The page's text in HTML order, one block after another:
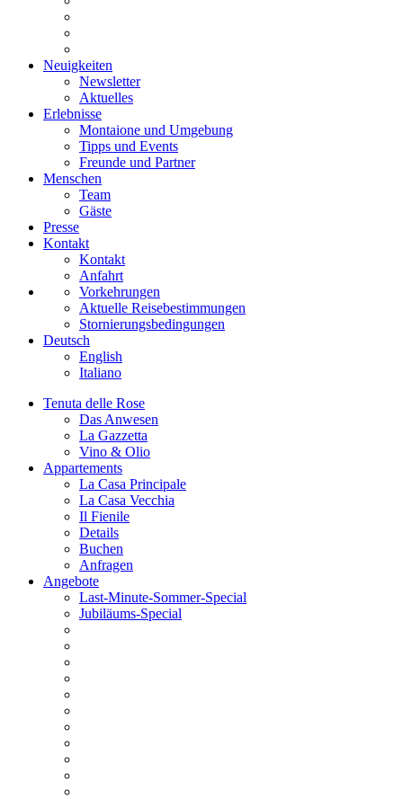
Neuigkeiten
Newsletter
Aktuelles
Erlebnisse
Montaione und Umgebung
Tipps und Events
Freunde und Partner
Menschen
Team
Gäste
Presse
Kontakt
Kontakt
Anfahrt
Vorkehrungen
Aktuelle Reisebestimmungen
Stornierungsbedingungen
Deutsch
English
Italiano
Tenuta delle Rose
Das Anwesen
La Gazzetta
Vino & Olio
Appartements
La Casa Principale
La Casa Vecchia
Il Fienile
Details
Buchen
Anfragen
Angebote
Last-Minute-Sommer-Special
Jubiläums-Special